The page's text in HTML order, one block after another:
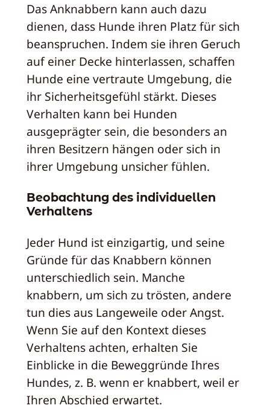
Das Anknabbern kann auch dazu
dienen, dass Hunde ihren Platz für sich
beanspruchen. Indem sie ihren Geruch
auf einer Decke hinterlassen, schaffen
Hunde eine vertraute Umgebung, die
ihr Sicherheitsgefühl stärkt. Dieses
Verhalten kann bei Hunden
ausgeprägter sein, die besonders an
ihren Besitzern hängen oder sich in
ihrer Umgebung unsicher fühlen.
Beobachtung des individuellen
Verhaltens
Jeder Hund ist einzigartig, und seine
Gründe für das Knabbern können
unterschiedlich sein. Manche
knabbern, um sich zu trösten, andere
tun dies aus Langeweile oder Angst.
Wenn Sie auf den Kontext dieses
Verhaltens achten, erhalten Sie
Einblicke in die Beweggründe Ihres
Hundes, z. B. wenn er knabbert, weil er
Ihren Abschied erwartet.